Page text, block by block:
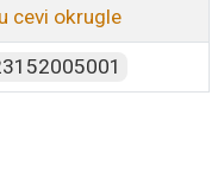
cevi okrugle